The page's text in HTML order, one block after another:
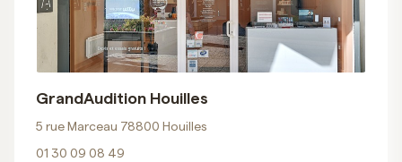
GrandAudition Houilles
5 rue Marceau 78800 Houilles
01 30 09 08 49